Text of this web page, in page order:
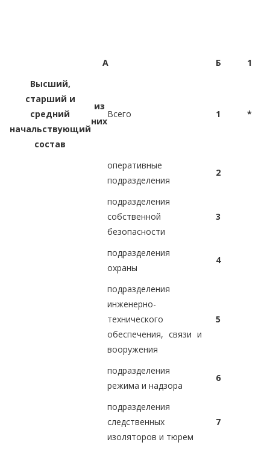
А Б
1
Высший,
старший и
средний
начальствующий
состав
из
них
Всего 1 *
оперативные
подразделения
2
подразделения
собственной
безопасности
3
подразделения
охраны
4
подразделения
инженерно-
технического
обеспечения, связи и
вооружения
5
подразделения
режима и надзора
6
подразделения
следственных
изоляторов и тюрем
7